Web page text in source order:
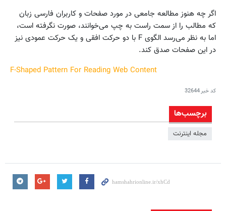
اگر چه هنوز مطالعه جامعی در مورد صفحات و کاربران فارسی زبان
که مطالب را از سمت راست به چپ می‌خوانند، صورت نگرفته است،
اما به نظر می‌رسد الگوی F با دو حرکت افقی و یک حرکت عمودی نیز
در این صفحات صدق کند.
F-Shaped Pattern For Reading Web Content
کد خبر32644
برچسب‌ها
مجله اینترنت